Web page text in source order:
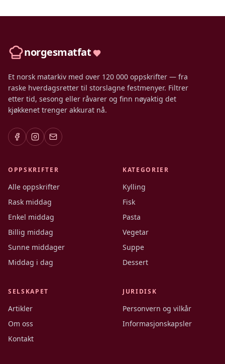
norgesmatfat
Et norsk matarkiv med over 120 000 oppskrifter — fra
raske hverdagsretter til storslagne festmenyer. Filtrer
etter tid, sesong eller råvarer og finn nøyaktig det
kjøkkenet trenger akkurat nå.
OPPSKRIFTER
Alle oppskrifter
Rask middag
Enkel middag
Billig middag
Sunne middager
Middag i dag
KATEGORIER
Kylling
Fisk
Pasta
Vegetar
Suppe
Dessert
SELSKAPET
Artikler
Om oss
Kontakt
JURIDISK
Personvern og vilkår
Informasjonskapsler